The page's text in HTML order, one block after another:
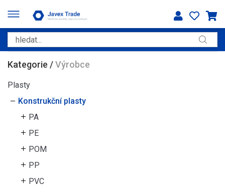
Kategorie /Výrobce
Plasty
Konstrukční plasty
PA
PE
POM
PP
PVC